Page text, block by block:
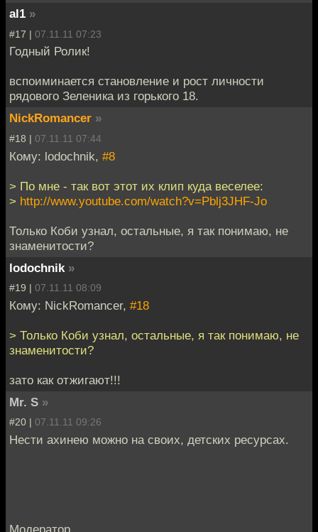
al1 »
#17 | 07.11.11 07:23
Годный Ролик!
вспоиминается становление и рост личности
рядового Зеленика из горького 18.
NickRomancer »
#18 | 07.11.11 07:44
Кому: lodochnik, #8
> По мне - так вот этот их клип куда веселее:
> http://www.youtube.com/watch?v=Pblj3JHF-Jo
Только Коби узнал, остальные, я так понимаю, не
знаменитости?
lodochnik »
#19 | 07.11.11 08:09
Кому: NickRomancer, #18
> Только Коби узнал, остальные, я так понимаю, не
знаменитости?
зато как отжигают!!!
Mr. S »
#20 | 07.11.11 09:26
Нести ахинею можно на своих, детских ресурсах.
Модератор.